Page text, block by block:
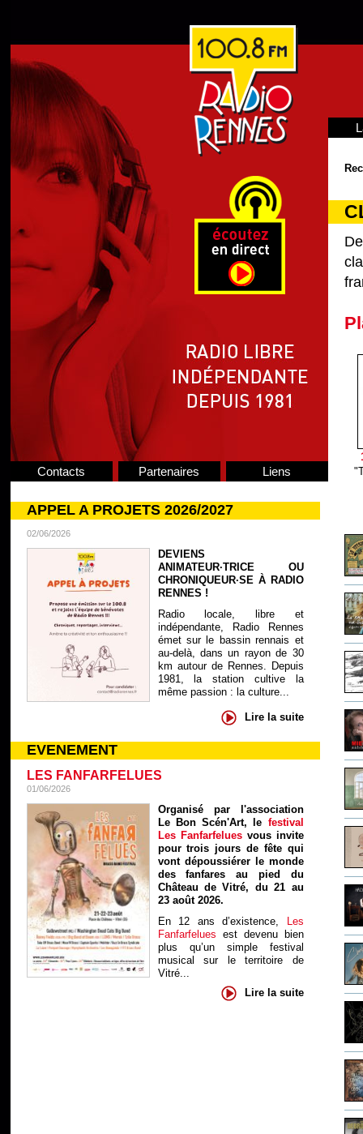
Contacts Partenaires Liens
APPEL A PROJETS 2026/2027
02/06/2026
DEVIENS
ANIMATEUR·TRICE OU
CHRONIQUEUR·SE À RADIO
RENNES !
Radio locale, libre et
indépendante, Radio Rennes
émet sur le bassin rennais et
au-delà, dans un rayon de 30
km autour de Rennes. Depuis
1981, la station cultive la
même passion : la culture...
Lire la suite
EVENEMENT
LES FANFARFELUES
01/06/2026
Organisé par l'association
Le Bon Scén'Art, le festival
Les Fanfarfelues vous invite
pour trois jours de fête qui
vont dépoussiérer le monde
des fanfares au pied du
Château de Vitré, du 21 au
23 août 2026.
En 12 ans d’existence, Les
Fanfarfelues est devenu bien
plus qu’un simple festival
musical sur le territoire de
Vitré...
Lire la suite